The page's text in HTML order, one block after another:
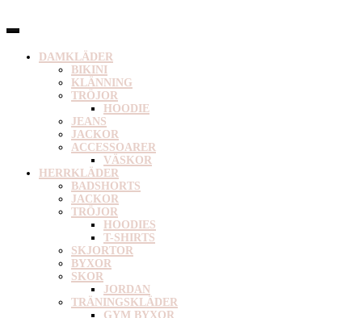
DAMKLÄDER
BIKINI
KLÄNNING
TRÖJOR
HOODIE
JEANS
JACKOR
ACCESSOARER
VÄSKOR
HERRKLÄDER
BADSHORTS
JACKOR
TRÖJOR
HOODIES
T-SHIRTS
SKJORTOR
BYXOR
SKOR
JORDAN
TRÄNINGSKLÄDER
GYM BYXOR